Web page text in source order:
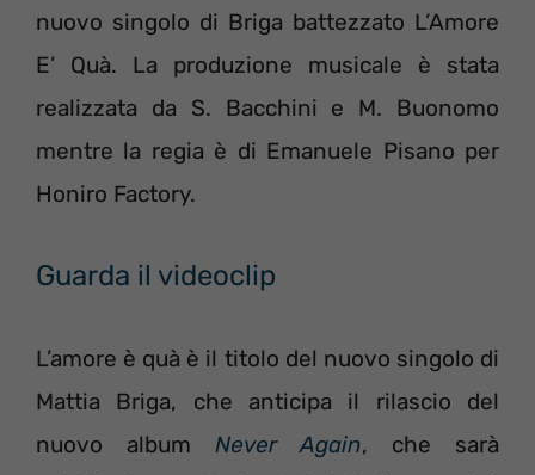
nuovo singolo di Briga battezzato L’Amore
E’ Quà. La produzione musicale è stata
realizzata da S. Bacchini e M. Buonomo
mentre la regia è di Emanuele Pisano per
Honiro Factory.
Guarda il videoclip
L’amore è quà è il titolo del nuovo singolo di
Mattia Briga, che anticipa il rilascio del
nuovo album Never Again, che sarà